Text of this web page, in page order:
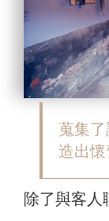
蒐集
造出懷
除了與客人